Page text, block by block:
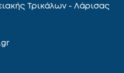
Τρικάλων - Λάρισας